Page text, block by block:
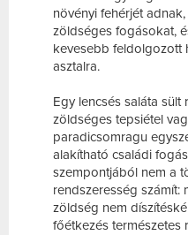
növényi fehérjét
zöldséges fogásokat,
kevesebb feldolgozott
asztalra.
Egy lencsés saláta
zöldséges tepsiétel
paradicsomragu
alakítható családi
szempontjából nem a
rendszeresség számít:
zöldség nem
főétkezés természetes